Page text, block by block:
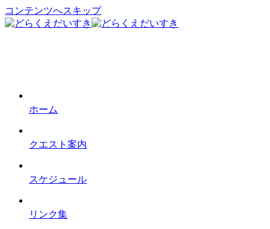
コンテンツへスキップ
ホーム
クエスト案内
スケジュール
リンク集